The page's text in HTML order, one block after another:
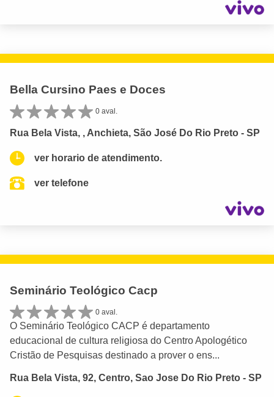
Bella Cursino Paes e Doces
0 aval.
Rua Bela Vista, , Anchieta, São José Do Rio Preto - SP
ver horario de atendimento.
ver telefone
Seminário Teológico Cacp
0 aval.
O Seminário Teológico CACP é departamento
educacional de cultura religiosa do Centro Apologético
Cristão de Pesquisas destinado a prover o ens...
Rua Bela Vista, 92, Centro, Sao Jose Do Rio Preto - SP